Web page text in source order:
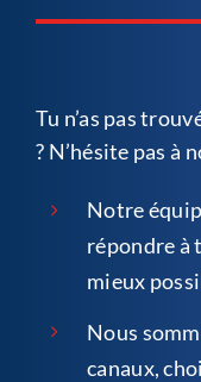
Tu n’as pas
? N’hésite pas à
Notre
répondre à
mieux
Nous
canaux,